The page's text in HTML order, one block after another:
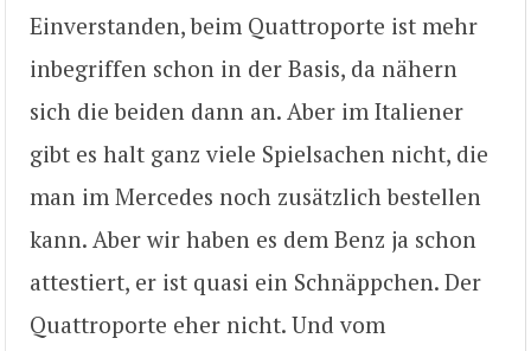
Einverstanden, beim Quattroporte ist mehr
inbegriffen schon in der Basis, da nähern
sich die beiden dann an. Aber im Italiener
gibt es halt ganz viele Spielsachen nicht, die
man im Mercedes noch zusätzlich bestellen
kann. Aber wir haben es dem Benz ja schon
attestiert, er ist quasi ein Schnäppchen. Der
Quattroporte eher nicht. Und vom